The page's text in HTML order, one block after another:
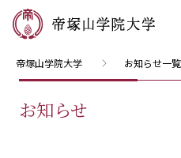
帝塚山学院大学 お知らせ一覧
お知らせ